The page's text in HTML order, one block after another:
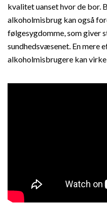
kvalitet uanset hvor de bor.
alkoholmisbrug kan også
følgesygdomme, som giver
sundhedsvæsenet. En mere
alkoholmisbrugere kan